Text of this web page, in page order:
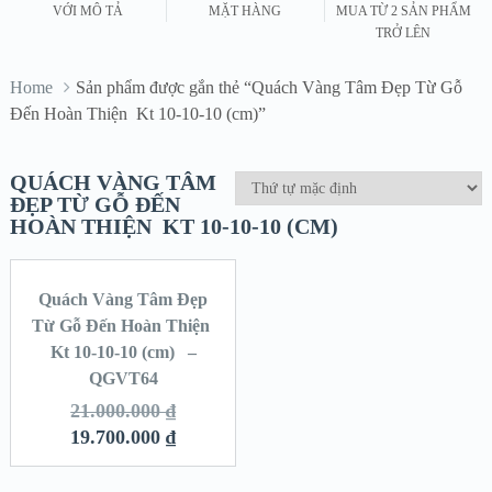
VỚI MÔ TẢ MẶT HÀNG
MUA TỪ 2 SẢN PHẨM
TRỞ LÊN
Home
Sản phẩm được gắn thẻ “Quách Vàng Tâm Đẹp Từ Gỗ
Đến Hoàn Thiện Kt 10-10-10 (cm)”
QUÁCH VÀNG TÂM
ĐẸP TỪ GỖ ĐẾN
HOÀN THIỆN KT 10-10-10 (CM)
SALE!
Quách Vàng Tâm Đẹp
Từ Gỗ Đến Hoàn Thiện
Kt 10-10-10 (cm) –
QGVT64
21.000.000₫
19.700.000₫